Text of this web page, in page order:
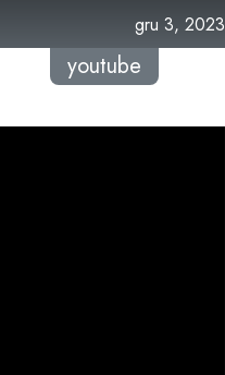
gru 3, 2023
youtube